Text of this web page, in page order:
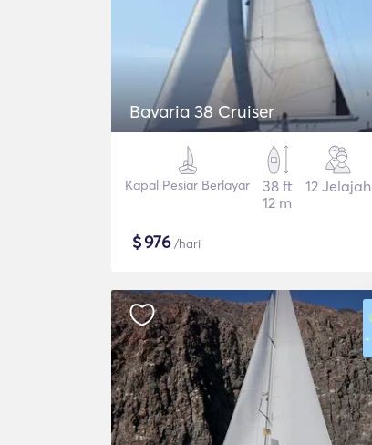
Bavaria 38 Cruiser
Kapal Pesiar Berlayar
38 ft
12 m
12 Jelajah
$976/hari